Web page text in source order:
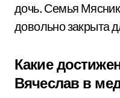
дочь. Семья
довольно закрыта
Какие
Вячеслав в